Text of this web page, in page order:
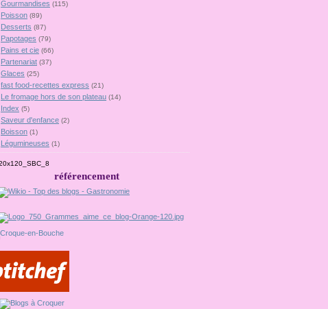
Gourmandises (115)
Poisson (89)
Desserts (87)
Papotages (79)
Pains et cie (66)
Partenariat (37)
Glaces (25)
fast food-recettes express (21)
Le fromage hors de son plateau (14)
Index (5)
Saveur d'enfance (2)
Boisson (1)
Légumineuses (1)
référencement